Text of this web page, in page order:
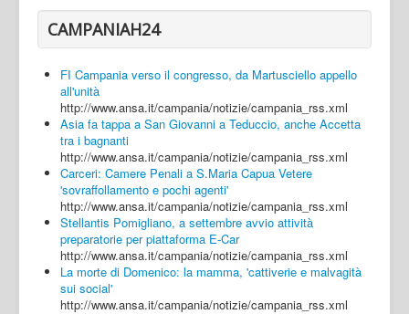
CAMPANIAH24
FI Campania verso il congresso, da Martusciello appello
all'unità
http://www.ansa.it/campania/notizie/campania_rss.xml
Asia fa tappa a San Giovanni a Teduccio, anche Accetta
tra i bagnanti
http://www.ansa.it/campania/notizie/campania_rss.xml
Carceri: Camere Penali a S.Maria Capua Vetere
'sovraffollamento e pochi agenti'
http://www.ansa.it/campania/notizie/campania_rss.xml
Stellantis Pomigliano, a settembre avvio attività
preparatorie per piattaforma E-Car
http://www.ansa.it/campania/notizie/campania_rss.xml
La morte di Domenico: la mamma, 'cattiverie e malvagità
sui social'
http://www.ansa.it/campania/notizie/campania_rss.xml